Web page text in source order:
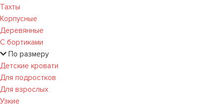
Тахты
Корпусные
Деревянные
С бортиками
По размеру
Детские кровати
Для подростков
Для взрослых
Узкие